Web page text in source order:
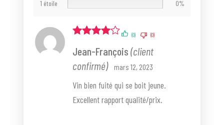
1 étoile 0%
sur 5
Jean-François(client
confirmé)
mars 12, 2023
Vin bien fuité qui se boit jeune.
Excellent rapport qualité/prix.
(0) (0)